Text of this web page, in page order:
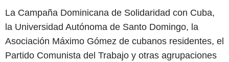
La Campaña Dominicana de Solidaridad con Cuba,
la Universidad Autónoma de Santo Domingo, la
Asociación Máximo Gómez de cubanos residentes, el
Partido Comunista del Trabajo y otras agrupaciones